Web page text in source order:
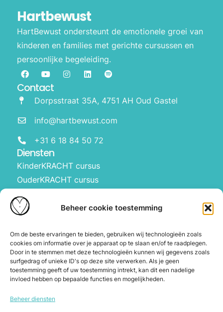
Beheer cookie toestemming
Om de beste ervaringen te bieden, gebruiken wij technologieën zoals
cookies om informatie over je apparaat op te slaan en/of te raadplegen.
Door in te stemmen met deze technologieën kunnen wij gegevens zoals
surfgedrag of unieke ID's op deze site verwerken. Als je geen
toestemming geeft of uw toestemming intrekt, kan dit een nadelige
invloed hebben op bepaalde functies en mogelijkheden.
Beheer diensten
Hartbewust
HartBewust ondersteunt de emotionele groei van
kinderen en families met gerichte cursussen en
persoonlijke begeleiding.
Waarom Hartbewust
Over Joyce
De webshop
Blog
Herroeping en annuleren
Diensten
KinderKRACHT cursus
OuderKRACHT cursus
HartBewust op school
Manifesteren met kinderen
Contact
Dorpsstraat 35A, 4751 AH Oud Gastel
info@hartbewust.com
+31 6 18 84 50 72